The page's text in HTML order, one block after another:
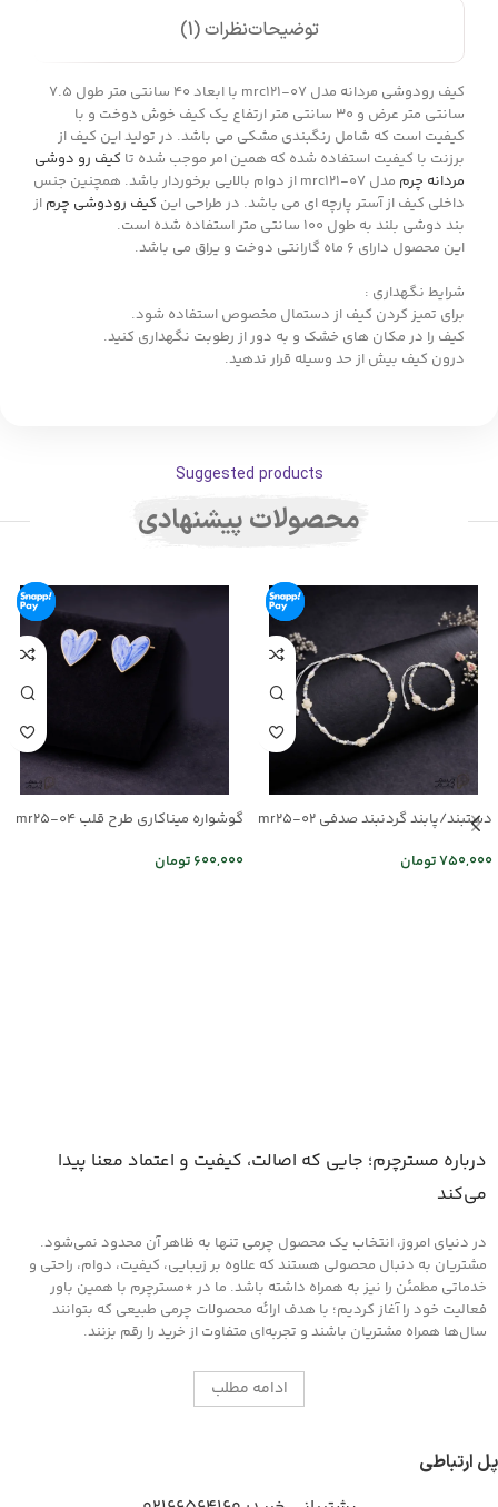
توضیحاتنظرات (1)
کیف رودوشی مردانه مدل mrc121-07 با ابعاد 40 سانتی متر طول 7.5
سانتی متر عرض و 30 سانتی متر ارتفاع یک کیف خوش دوخت و با
کیفیت است که شامل رنگبندی مشکی می باشد. در تولید این کیف از
برزنت با کیفیت استفاده شده که همین امر موجب شده تا کیف رو دوشی
مردانه چرم
مدل mrc121-07 از دوام بالایی برخوردار باشد. همچنین جنس
داخلی کیف از آستر پارچه ای می باشد. در طراحی این کیف رودوشی چرم از
بند دوشی بلند به طول 100 سانتی متر استفاده شده است.
این محصول دارای 6 ماه گارانتی دوخت و یراق می باشد.
شرایط نگهداری :
برای تمیز کردن کیف از دستمال مخصوص استفاده شود.
کیف را در مکان های خشک و به دور از رطوبت نگهداری کنید.
درون کیف بیش از حد وسیله قرار ندهید.
Suggested products
محصولات پیشنهادی
دستبند/پابند گردنبند صدفی mr25-02
750,000تومان
گوشواره میناکاری طرح قلب mr25-04
600,000 تومان
درباره مسترچرم؛ جایی که اصالت، کیفیت و اعتماد معنا پیدا
می‌کند
در دنیای امروز، انتخاب یک محصول چرمی تنها به ظاهر آن محدود نمی‌شود.
مشتریان به دنبال محصولی هستند که علاوه بر زیبایی، کیفیت، دوام، راحتی و
خدماتی مطمئن را نیز به همراه داشته باشد. ما در *مسترچرم با همین باور
فعالیت خود را آغاز کردیم؛ با هدف ارائه محصولات چرمی طبیعی که بتوانند
سال‌ها همراه مشتریان باشند و تجربه‌ای متفاوت از خرید را رقم بزنند.
ادامه مطلب
پل ارتباطی